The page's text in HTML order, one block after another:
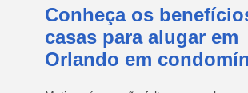
Conheça os
casas para alugar em
Orlando em